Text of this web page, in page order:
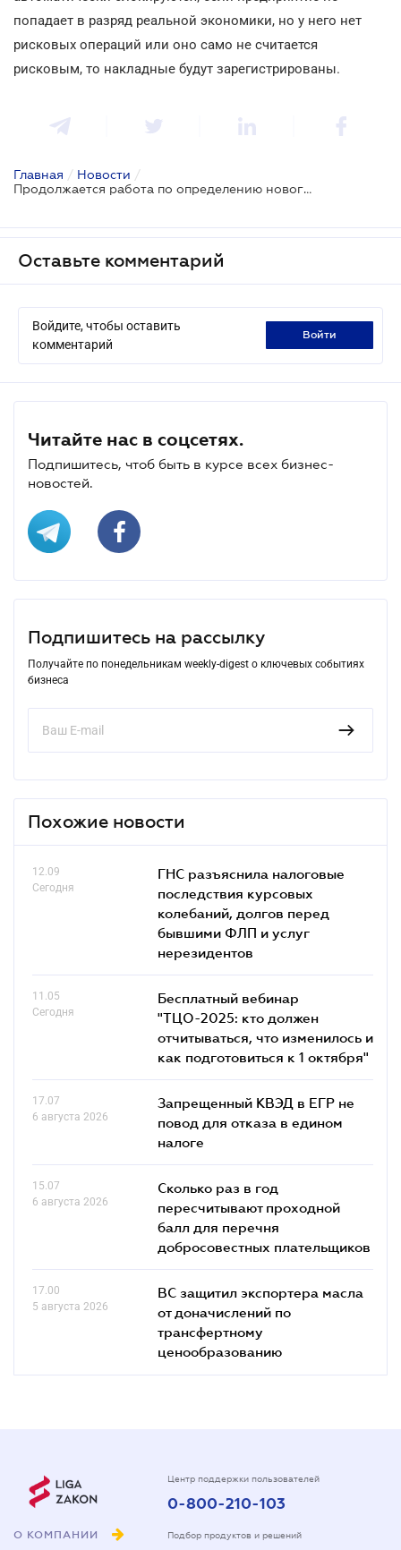
попадает в разряд реальной экономики, но у него нет
рисковых операций или оно само не считается
рисковым, то накладные будут зарегистрированы.
Главная / Новости /
Продолжается работа по определению нового порядка блокировки налоговых накладных
Оставьте комментарий
Войдите, чтобы оставить
комментарий
войти
Читайте нас в соцсетях.
Подпишитесь, чтоб быть в курсе всех бизнес-
новостей.
Подпишитесь на рассылку
Получайте по понедельникам weekly-digest о ключевых событиях
бизнеса
Похожие новости
12.09
Сегодня
ГНС разъяснила налоговые
последствия курсовых
колебаний, долгов перед
бывшими ФЛП и услуг
нерезидентов
11.05
Сегодня
Бесплатный вебинар
"ТЦО-2025: кто должен
отчитываться, что изменилось и
как подготовиться к 1 октября"
17.07
6 августа 2026
Запрещенный КВЭД в ЕГР не
повод для отказа в едином
налоге
15.07
6 августа 2026
Сколько раз в год
пересчитывают проходной
балл для перечня
добросовестных плательщиков
17.00
5 августа 2026
ВС защитил экспортера масла
от доначислений по
трансфертному
ценообразованию
О КОМПАНИИ
Центр поддержки пользователей
0-800-210-103
Подбор продуктов и решений